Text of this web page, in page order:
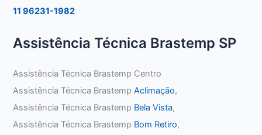
11 96231-1982
Assistência Técnica Brastemp SP
Assistência Técnica Brastemp Centro
Assistência Técnica BrastempAclimação,
Assistência Técnica Brastemp Bela Vista,
Assistência Técnica Brastemp Bom Retiro,